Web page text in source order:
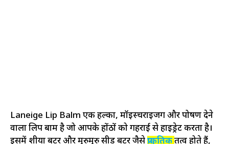
Laneige Lip Balm एक हल्का, मॉइस्चराइजिंग और पोषण देने
वाला लिप बाम है जो आपके होंठों को गहराई से हाइड्रेट करता है।
इसमें शीया बटर और मुरुमुरु सीड बटर जैसेप्राकृतिकतत्व होते हैं,